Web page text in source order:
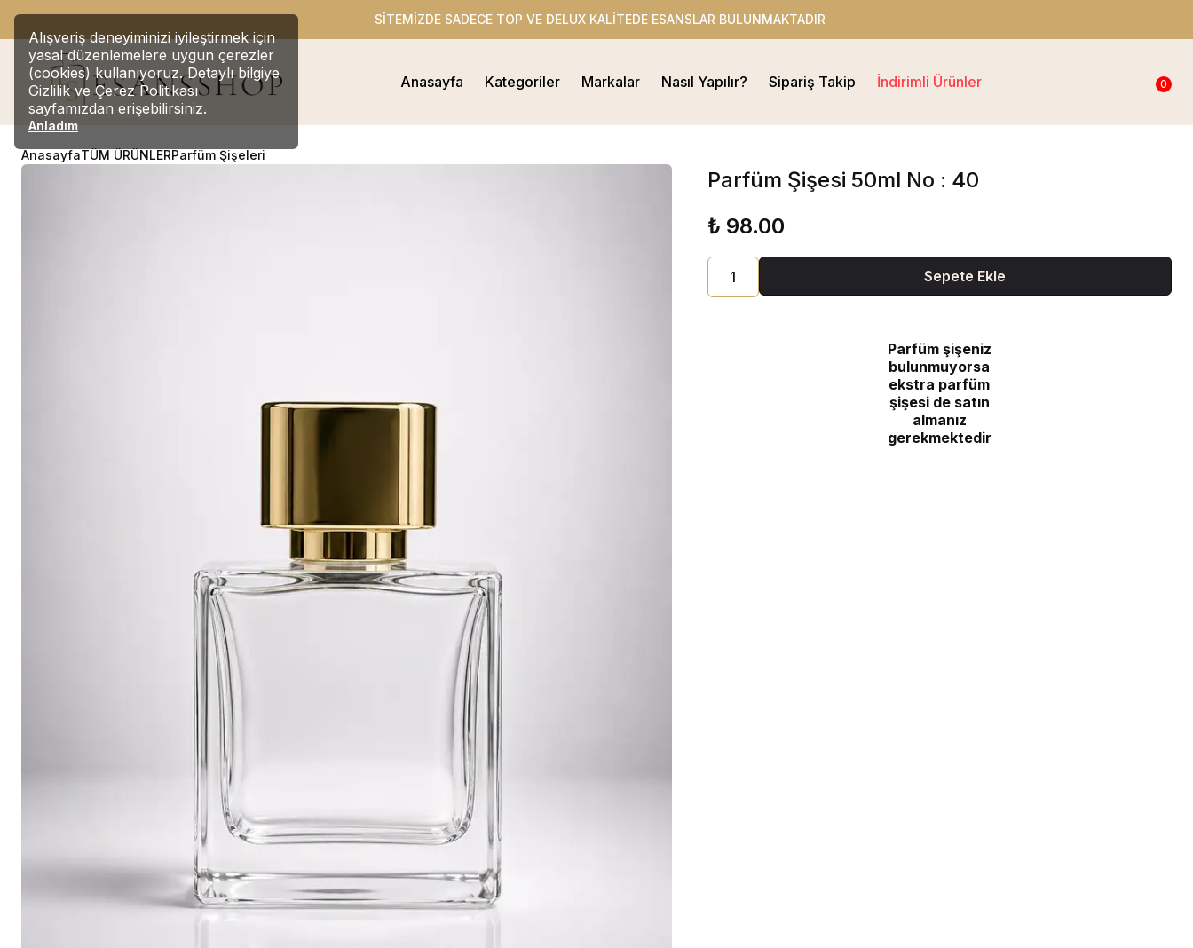
Alışveriş deneyiminizi iyileştirmek için
yasal düzenlemelere uygun çerezler
(cookies) kullanıyoruz. Detaylı bilgiye
Gizlilik ve Çerez Politikası
sayfamızdan erişebilirsiniz.
Anladım
SİTEMİZDE SADECE TOP VE DELUX KALİTEDE ESANSLAR BULUNMAKTADIR
Anasayfa Kategoriler Markalar Nasıl Yapılır? Sipariş Takip İndirimli Ürünler 0
AnasayfaTÜM ÜRÜNLERParfüm Şişeleri
Parfüm Şişesi 50ml No : 40
₺ 98.00
Sepete Ekle
Parfüm şişeniz
bulunmuyorsa
ekstra parfüm
şişesi de satın
almanız
gerekmektedir